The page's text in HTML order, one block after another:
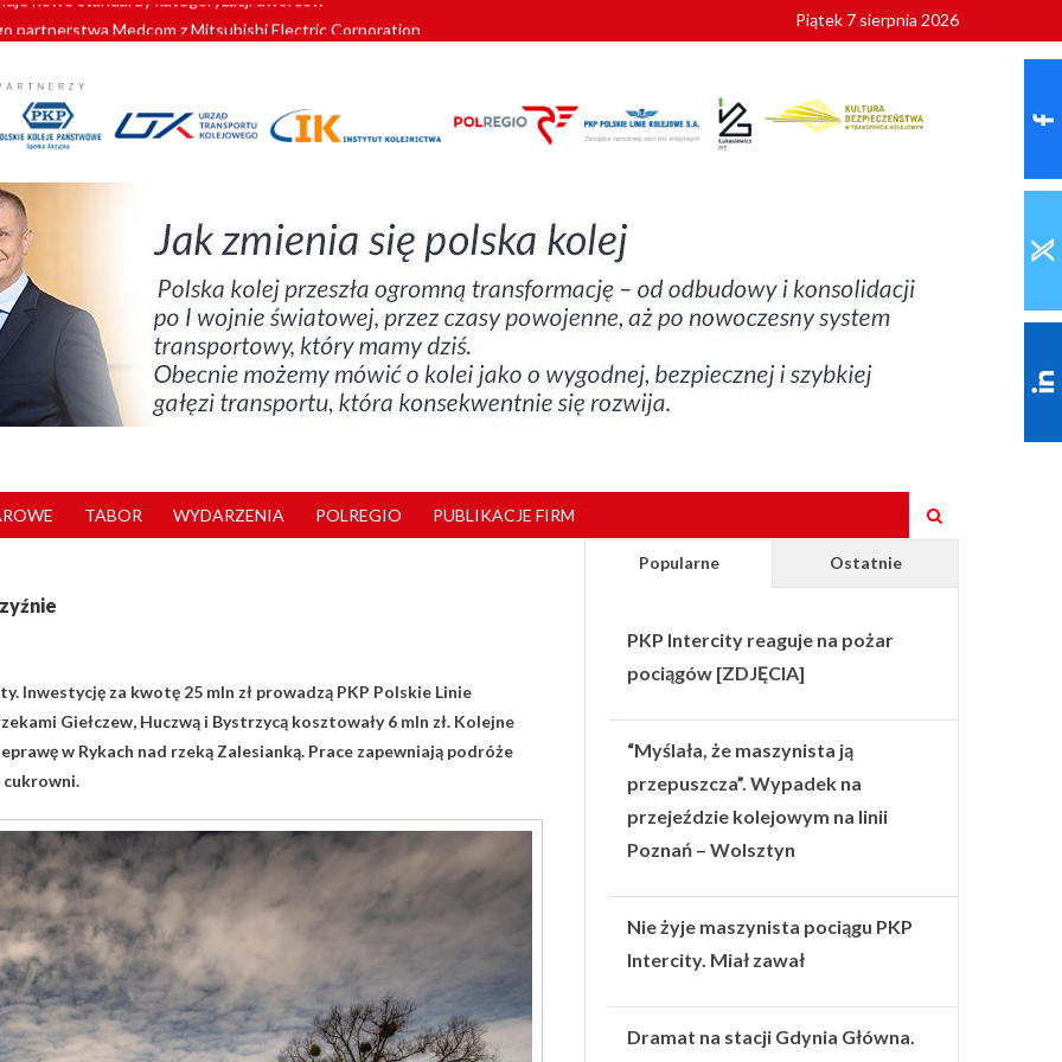
partnerstwa Medcom z Mitsubishi Electric Corporation
znów szuka dostawcy nowych EZT
kolejowych w północnej Wielkopolsce. Łatwiejsze dojazdy do pracy i szkoły
nowe standardy kategoryzacji dworców
Piątek 7 sierpnia 2026
TABOR WYDARZENIA POLREGIO PUBLIKACJE FIRM
Inwestycję za kwotę 25 mln zł prowadzą PKP Polskie Linie
Giełczew, Huczwą i Bystrzycą kosztowały 6 mln zł. Kolejne
w Rykach nad rzeką Zalesianką. Prace zapewniają podróże
Popularne Ostatnie
PKP Intercity reaguje na pożar
pociągów [ZDJĘCIA]
“Myślała, że maszynista ją
przepuszcza”. Wypadek na
przejeździe kolejowym na linii
Poznań – Wolsztyn
Nie żyje maszynista pociągu PKP
Intercity. Miał zawał
Dramat na stacji Gdynia Główna.